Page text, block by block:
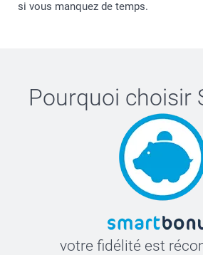
si vous manquez de temps.
Pourquoi choisir
votre fidélité est